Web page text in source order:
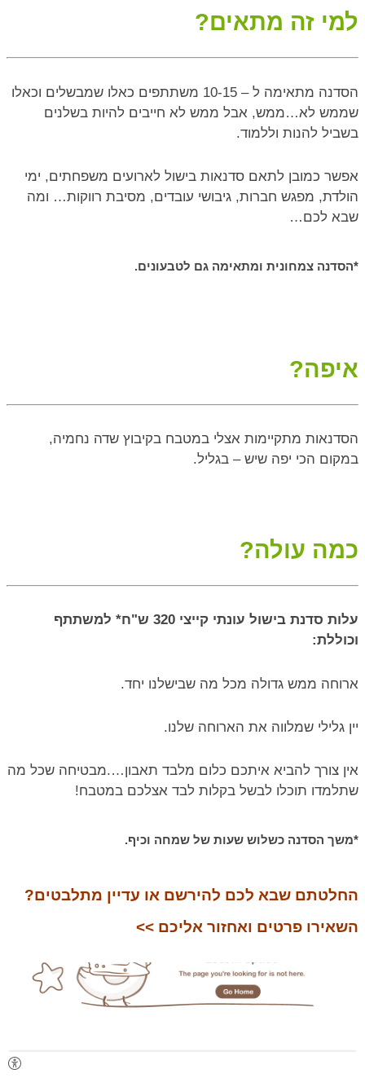
למי זה מתאים?
הסדנה מתאימה ל – 10-15 משתתפים כאלו שמבשלים וכאלו
שממש לא…ממש, אבל ממש לא חייבים להיות בשלנים
בשביל להנות וללמוד.
אפשר כמובן לתאם סדנאות בישול לארועים משפחתים, ימי
הולדת, מפגש חברות, גיבושי עובדים, מסיבת רווקות… ומה
שבא לכם…
*הסדנה צמחונית ומתאימה גם לטבעונים.
איפה?
הסדנאות מתקיימות אצלי במטבח בקיבוץ שדה נחמיה,
במקום הכי יפה שיש – בגליל.
כמה עולה?
עלות סדנת בישול עונתי קייצי 320 ש"ח* למשתתף
וכוללת:
ארוחה ממש גדולה מכל מה שבישלנו יחד.
יין גלילי שמלווה את הארוחה שלנו.
אין צורך להביא איתכם כלום מלבד תאבון….מבטיחה שכל מה
שתלמדו תוכלו לבשל בקלות לבד אצלכם במטבח!
*משך הסדנה כשלוש שעות של שמחה וכיף.
החלטתם שבא לכם להירשם או עדיין מתלבטים?
השאירו פרטים ואחזור אליכם >>